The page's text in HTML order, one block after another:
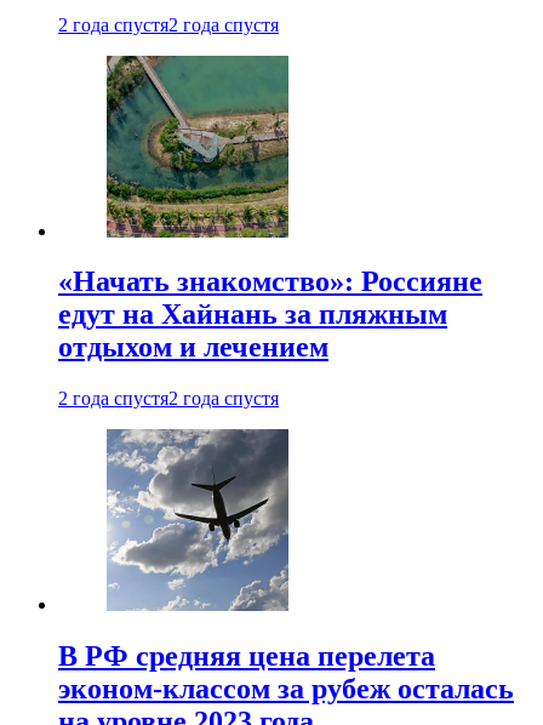
2 года спустя2 года спустя
«Начать знакомство»: Россияне
едут на Хайнань за пляжным
отдыхом и лечением
2 года спустя2 года спустя
В РФ средняя цена перелета
эконом-классом за рубеж осталась